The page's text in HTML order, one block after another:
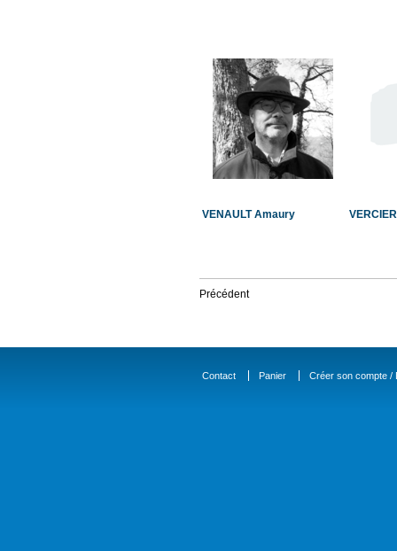
VENAULT Amaury
Précédent
Contact Panier Créer son compte /